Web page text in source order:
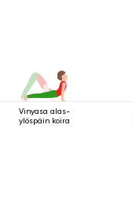
Vinyasa alas-
ylöspäin koira